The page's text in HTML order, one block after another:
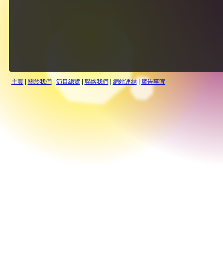
主頁| 關於我們| 節目總覽| 聯絡我們| 網站連結| 廣告事宜